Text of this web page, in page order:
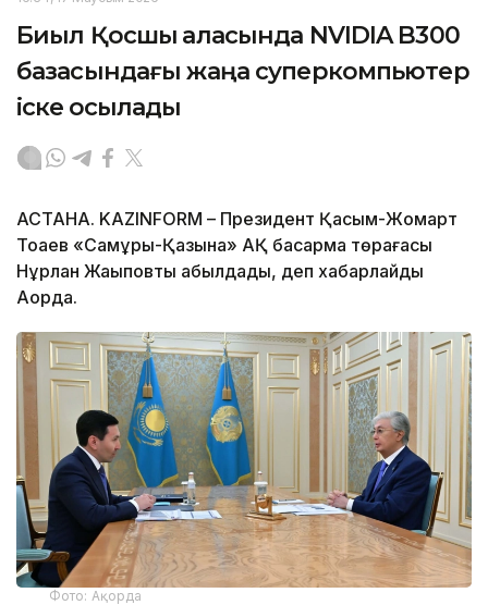
Биыл Қосшы қаласында NVIDIA B300
базасындағы жаңа суперкомпьютер
іске қосылады
АСТАНА. KAZINFORM – Президент Қасым-Жомарт
Тоқаев «Самұрық-Қазына» АҚ басқарма төрағасы
Нұрлан Жақыповты қабылдады, деп хабарлайды
Ақорда.
Фото: Ақорда